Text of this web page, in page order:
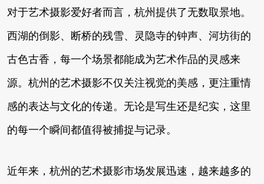
对于艺术摄影爱好者而言，杭州提供了无数取景地。
西湖的倒影、断桥的残雪、灵隐寺的钟声、河坊街的
古色古香，每一个场景都能成为艺术作品的灵感来
源。杭州的艺术摄影不仅关注视觉的美感，更注重情
感的表达与文化的传递。无论是写生还是纪实，这里
的每一个瞬间都值得被捕捉与记录。
近年来，杭州的艺术摄影市场发展迅速，越来越多的